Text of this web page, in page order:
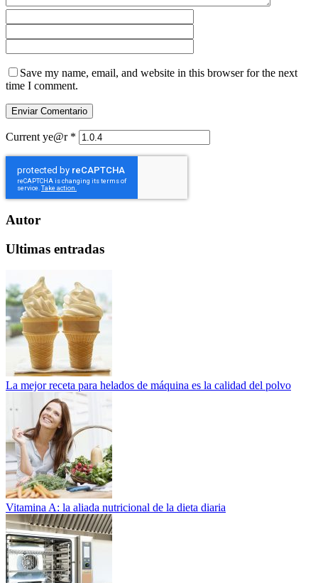
Save my name, email, and website in this browser for the next
time I comment.
Current ye@r *
Autor
Ultimas entradas
La mejor receta para helados de máquina es la calidad del polvo
Vitamina A: la aliada nutricional de la dieta diaria